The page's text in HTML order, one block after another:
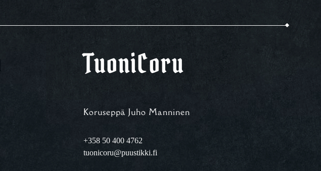
TuoniCoru
Koruseppä Juho Manninen
+358 50 400 4762
tuonicoru@puustikki.fi